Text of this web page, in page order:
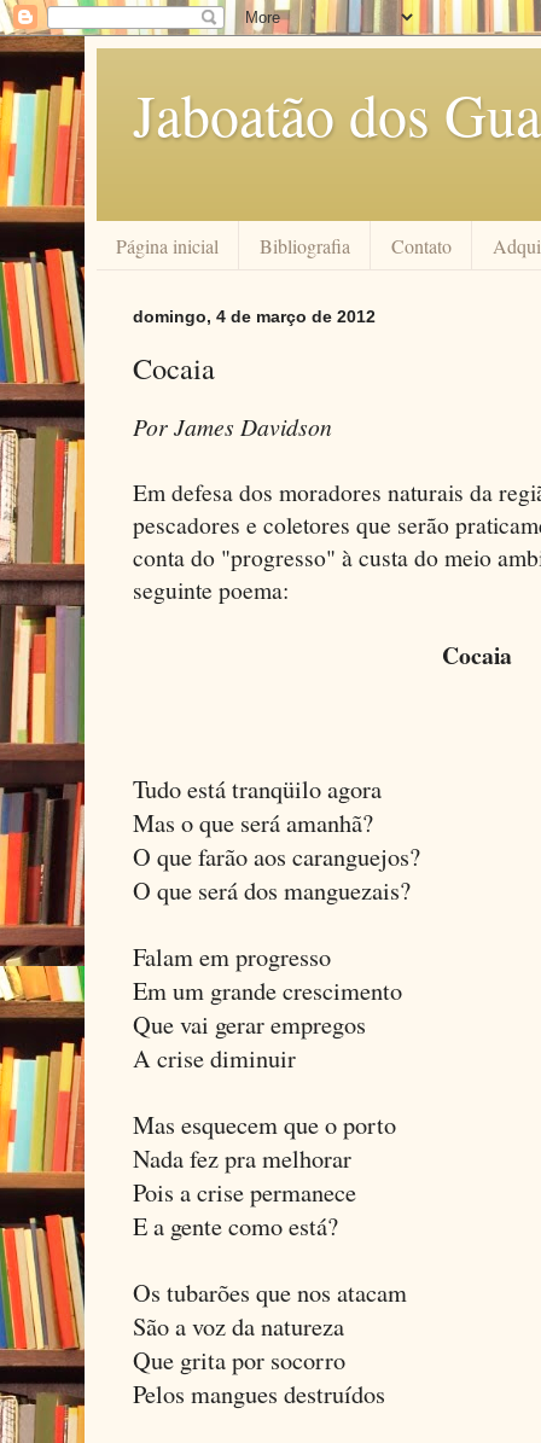
Jaboatão dos
Página inicial Bibliografia Contato
domingo, 4 de março de 2012
Cocaia
Por James Davidson
Em defesa dos moradores naturais da
pescadores e coletores que serão
conta do "progresso" à custa do meio
seguinte poema:
Cocaia
Tudo está tranqüilo agora
Mas o que será amanhã?
O que farão aos caranguejos?
O que será dos manguezais?
Falam em progresso
Em um grande crescimento
Que vai gerar empregos
A crise diminuir
Mas esquecem que o porto
Nada fez pra melhorar
Pois a crise permanece
E a gente como está?
Os tubarões que nos atacam
São a voz da natureza
Que grita por socorro
Pelos mangues destruídos